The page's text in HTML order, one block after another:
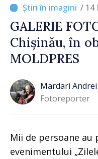
/ 14
GALERIE
Chișinău, în
MOLDPRES
Mardari Andrei
Fotoreporter
Mii de persoane
evenimentului